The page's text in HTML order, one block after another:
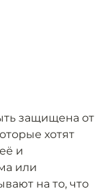
защищена от
хотят
и
или
на то, что